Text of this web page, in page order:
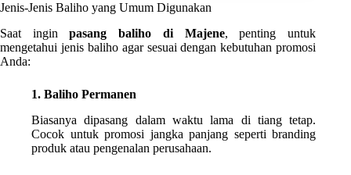
Jenis-Jenis Baliho yang Umum Digunakan
Saat inginpasang baliho di Majene, penting untuk
mengetahui jenis baliho agar sesuai dengan kebutuhan promosi
Anda:
1. Baliho Permanen
Biasanya dipasang dalam waktu lama di tiang tetap.
Cocok untuk promosi jangka panjang seperti branding
produk atau pengenalan perusahaan.